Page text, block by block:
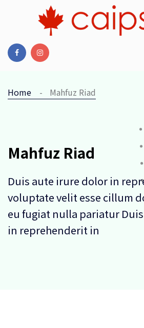
Home Mahfuz Riad
Mahfuz Riad
Duis aute irure dolor in
voluptate velit esse cillum
eu fugiat nulla pariatur
in reprehenderit in